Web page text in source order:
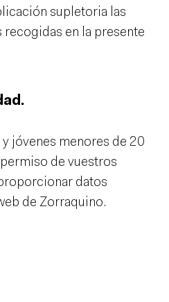
supletoria las
en la presente
jóvenes menores de 20
de vuestros
datos
de Zorraquino.